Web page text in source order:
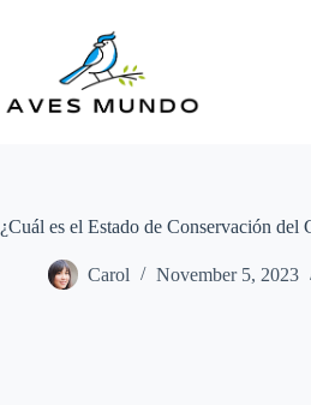
¿Cuál es el Estado de Conservación del
Carol November 5, 2023